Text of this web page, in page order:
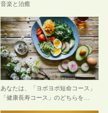
音楽と治癒
あなたは、「ヨボヨボ短命コース」
「健康長寿コース」のどちらを…